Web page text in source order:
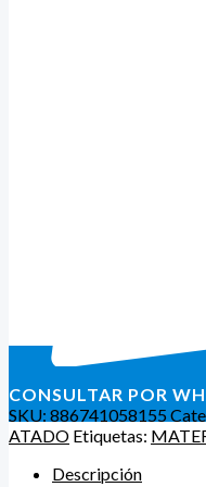
CONSULTAR POR
SKU: 886741058155
ATADO Etiquetas:
Descripción